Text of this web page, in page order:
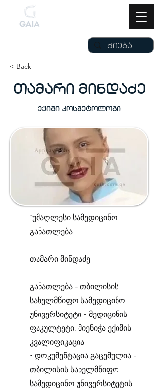
< Back
თამარი მინდაძე
ექიმი კოსმეტოლოგი
*უმაღლესი სამედიცინო
განათლება
თამარი მინდაძე
განათლება - თბილისის
სახელმწიფო სამედიცინო
უნივერსიტეტი - მედიცინის
ფაკულტეტი, მიენიჭა ექიმის
კვალიფიკაცია
• დოკუმენტაცია გაცემულია -
თბილისის სახელმწიფო
სამედიცინო უნივერსიტეტის